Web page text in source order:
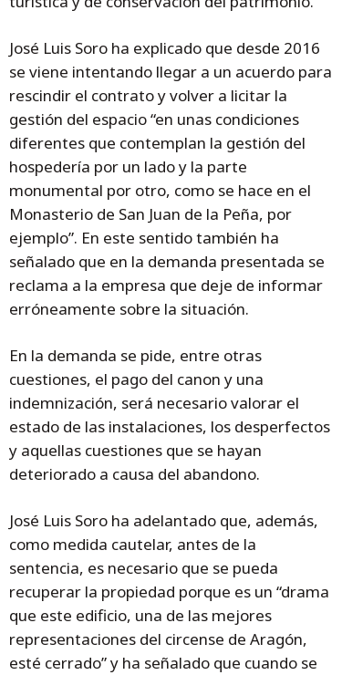
José Luis Soro ha explicado que desde 2016
se viene intentando llegar a un acuerdo para
rescindir el contrato y volver a licitar la
gestión del espacio “en unas condiciones
diferentes que contemplan la gestión del
hospedería por un lado y la parte
monumental por otro, como se hace en el
Monasterio de San Juan de la Peña, por
ejemplo”. En este sentido también ha
señalado que en la demanda presentada se
reclama a la empresa que deje de informar
erróneamente sobre la situación.
En la demanda se pide, entre otras
cuestiones, el pago del canon y una
indemnización, será necesario valorar el
estado de las instalaciones, los desperfectos
y aquellas cuestiones que se hayan
deteriorado a causa del abandono.
José Luis Soro ha adelantado que, además,
como medida cautelar, antes de la
sentencia, es necesario que se pueda
recuperar la propiedad porque es un “drama
que este edificio, una de las mejores
representaciones del circense de Aragón,
esté cerrado” y ha señalado que cuando se